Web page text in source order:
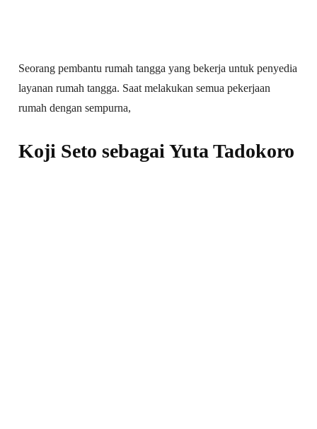
Seorang pembantu rumah tangga yang bekerja untuk penyedia
layanan rumah tangga. Saat melakukan semua pekerjaan
rumah dengan sempurna,
Koji Seto sebagai Yuta Tadokoro